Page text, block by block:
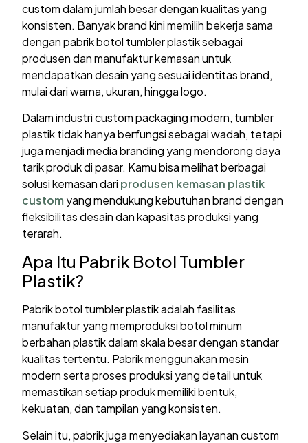
custom dalam jumlah besar dengan kualitas yang
konsisten. Banyak brand kini memilih bekerja sama
dengan pabrik botol tumbler plastik sebagai
produsen dan manufaktur kemasan untuk
mendapatkan desain yang sesuai identitas brand,
mulai dari warna, ukuran, hingga logo.
Dalam industri custom packaging modern, tumbler
plastik tidak hanya berfungsi sebagai wadah, tetapi
juga menjadi media branding yang mendorong daya
tarik produk di pasar. Kamu bisa melihat berbagai
solusi kemasan dari produsen kemasan plastik
custom yang mendukung kebutuhan brand dengan
fleksibilitas desain dan kapasitas produksi yang
terarah.
Apa Itu Pabrik Botol Tumbler
Plastik?
Pabrik botol tumbler plastik adalah fasilitas
manufaktur yang memproduksi botol minum
berbahan plastik dalam skala besar dengan standar
kualitas tertentu. Pabrik menggunakan mesin
modern serta proses produksi yang detail untuk
memastikan setiap produk memiliki bentuk,
kekuatan, dan tampilan yang konsisten.
Selain itu, pabrik juga menyediakan layanan custom